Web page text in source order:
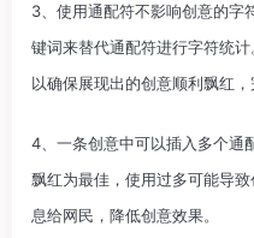
3、使用通配符不影响创意的字
键词来替代通配符进行字符统
以确保展现出的创意顺利飘红，
4、一条创意中可以插入多个通
飘红为最佳，使用过多可能导
息给网民，降低创意效果。